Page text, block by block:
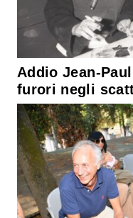
Addio Jean-
furori negli